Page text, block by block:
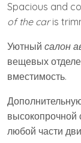
Spacious and
of the caris
Уютный салон
вещевых
вместимость.
высокопрочной
любой части